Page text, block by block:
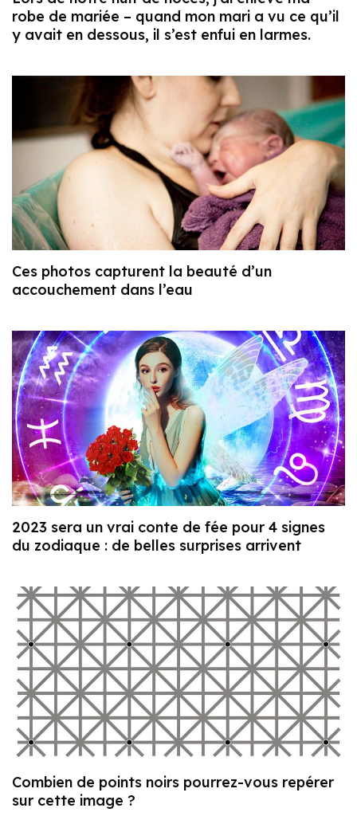
robe de mariée – quand mon mari a vu ce qu’il
y avait en dessous, il s’est enfui en larmes.
Ces photos capturent la beauté d’un
accouchement dans l’eau
2023 sera un vrai conte de fée pour 4 signes
du zodiaque : de belles surprises arrivent
Combien de points noirs pourrez-vous repérer
sur cette image ?